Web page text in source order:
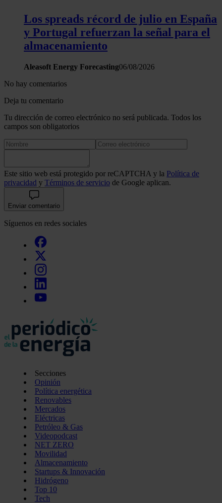
Los spreads récord de julio en España
y Portugal refuerzan la señal para el
almacenamiento
Aleasoft Energy Forecasting06/08/2026
No hay comentarios
Deja tu comentario
Tu dirección de correo electrónico no será publicada. Todos los
campos son obligatorios
Este sitio web está protegido por reCAPTCHA y la Política de
privacidad y Términos de servicio de Google aplican.
Enviar comentario
Síguenos en redes sociales
Secciones
Opinión
Política energética
Renovables
Mercados
Eléctricas
Petróleo & Gas
Videopodcast
NET ZERO
Movilidad
Almacenamiento
Startups & Innovación
Hidrógeno
Top 10
Tech